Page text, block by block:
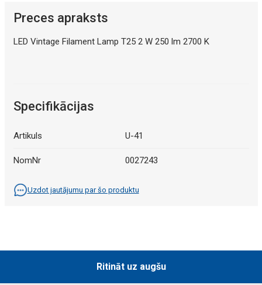
Preces apraksts
LED Vintage Filament Lamp T25 2 W 250 lm 2700 K
Specifikācijas
Artikuls U-41
NomNr 0027243
Uzdot jautājumu par šo produktu
Ritināt uz augšu